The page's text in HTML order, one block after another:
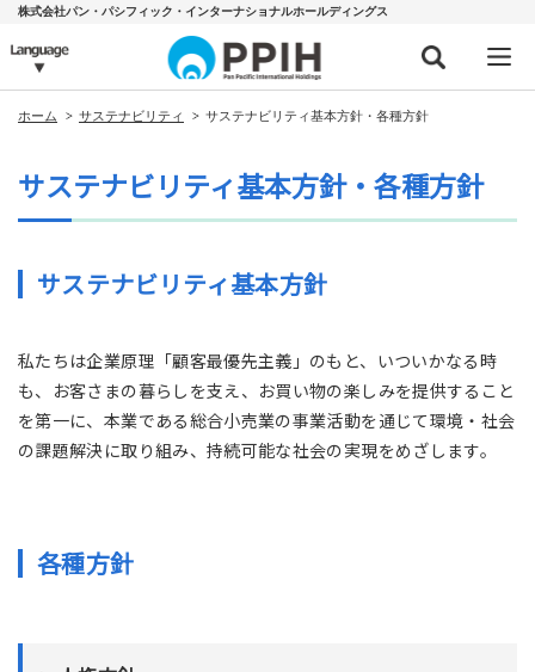
株式会社パン・パシフィック・インターナショナルホールディングス
ホーム サステナビリティ サステナビリティ基本方針・各種方針
サステナビリティ基本方針・各種方針
サステナビリティ基本方針
私たちは企業原理「顧客最優先主義」のもと、いついかなる時
も、お客さまの暮らしを支え、お買い物の楽しみを提供すること
を第一に、本業である総合小売業の事業活動を通じて環境・社会
の課題解決に取り組み、持続可能な社会の実現をめざします。
各種方針